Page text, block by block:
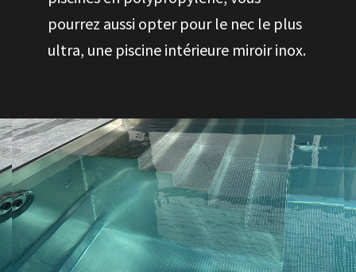
pourrez aussi opter pour le nec le plus
ultra, une piscine intérieure miroir inox.